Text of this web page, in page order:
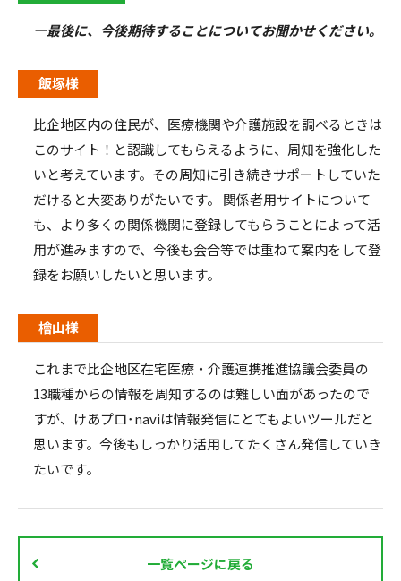
―最後に、今後期待することについてお聞かせください。
飯塚様
比企地区内の住民が、医療機関や介護施設を調べるときは
このサイト！と認識してもらえるように、周知を強化した
いと考えています。その周知に引き続きサポートしていた
だけると大変ありがたいです。 関係者用サイトについて
も、より多くの関係機関に登録してもらうことによって活
用が進みますので、今後も会合等では重ねて案内をして登
録をお願いしたいと思います。
檜山様
これまで比企地区在宅医療・介護連携推進協議会委員の
13職種からの情報を周知するのは難しい面があったので
すが、けあプロ･naviは情報発信にとてもよいツールだと
思います。今後もしっかり活用してたくさん発信していき
たいです。
一覧ページに戻る